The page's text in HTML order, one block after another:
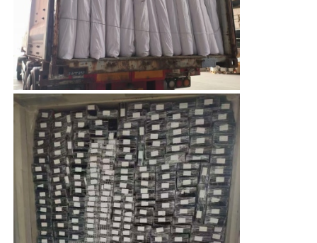
профили деревянного финиша алюминиевые
Алюминиевые профили
Алюминиевые профили экструзионных